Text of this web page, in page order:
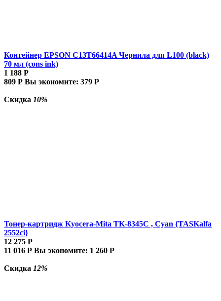
Контейнер EPSON C13T66414A Чернила для L100 (black)
70 мл (cons ink)
1 188 Р
809 Р Вы экономите: 379 Р
Скидка 10%
Тонер-картридж Kyocera-Mita TK-8345C , Cyan {TASKalfa
2552ci}
12 275 Р
11 016 Р Вы экономите: 1 260 Р
Скидка 12%